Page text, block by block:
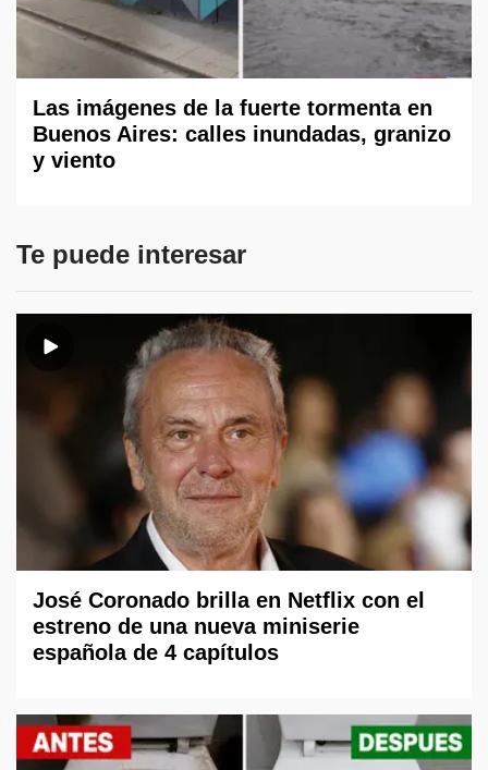
Las imágenes de la fuerte tormenta en
Buenos Aires: calles inundadas, granizo
y viento
Te puede interesar
José Coronado brilla en Netflix con el
estreno de una nueva miniserie
española de 4 capítulos